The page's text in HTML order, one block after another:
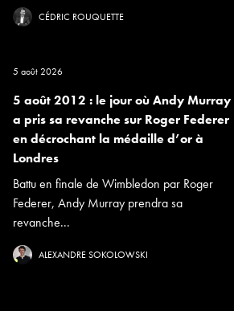
CÉDRIC ROUQUETTE
5 août 2026
5 août 2012 : le jour où Andy Murray
a pris sa revanche sur Roger Federer
en décrochant la médaille d’or à
Londres
Battu en finale de Wimbledon par Roger
Federer, Andy Murray prendra sa
revanche...
ALEXANDRE SOKOLOWSKI